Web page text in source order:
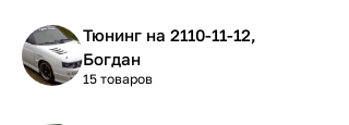
Тюнинг на 2110-11-12,
Богдан
15 товаров